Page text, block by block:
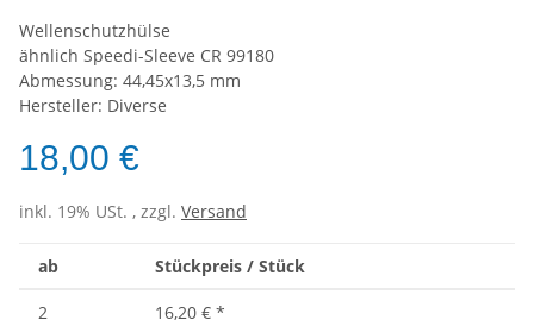
Wellenschutzhülse
ähnlich Speedi-Sleeve CR 99180
Abmessung: 44,45x13,5 mm
Hersteller: Diverse
18,00 €
inkl. 19% USt. , zzgl. Versand
ab Stückpreis / Stück
2 16,20 € *